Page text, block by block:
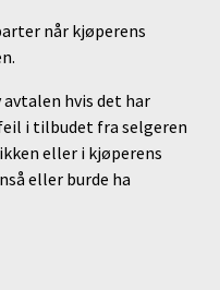
når kjøperens
hvis det har
i tilbudet fra selgeren
eller i kjøperens
eller burde ha